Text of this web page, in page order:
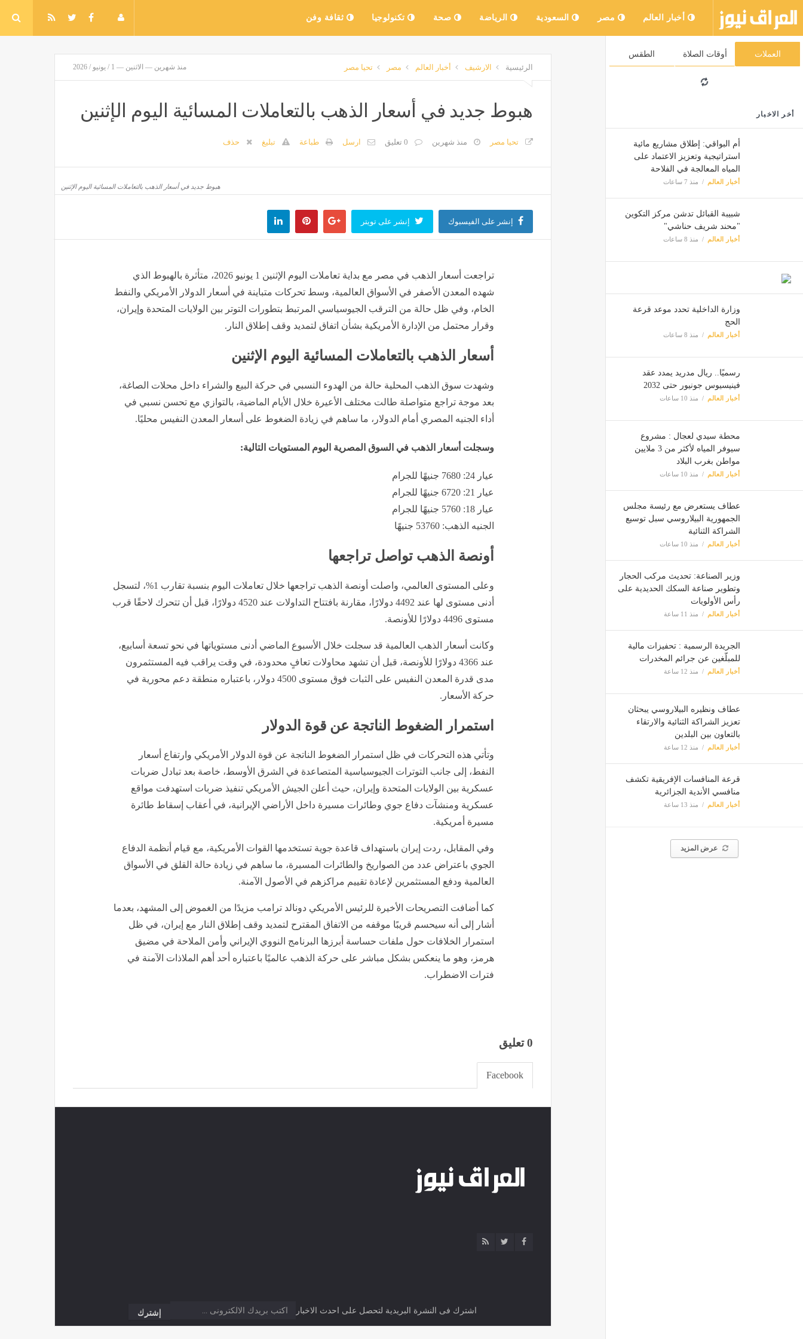
أخبار العالم مصر السعودية الرياضة صحة تكنولوجيا ثقافة وفن
العملات أوقات الصلاة الطقس
أخر الاخبار
أم البواقي: إطلاق مشاريع مائية
استراتيجية وتعزيز الاعتماد على
المياه المعالجة في الفلاحة
أخبار العالم منذ 7 ساعات
شبيبة القبائل تدشن مركز التكوين
"محند شريف حناشي"
أخبار العالم منذ 8 ساعات
وزارة الداخلية تحدد موعد قرعة
الحج
أخبار العالم منذ 8 ساعات
رسميًا.. ريال مدريد يمدد عقد
فينيسيوس جونيور حتى 2032
أخبار العالم منذ 10 ساعات
محطة سيدي لعجال : مشروع
سيوفر المياه لأكثر من 3 ملايين
مواطن بغرب البلاد
أخبار العالم منذ 10 ساعات
عطاف يستعرض مع رئيسة مجلس
الجمهورية البيلاروسي سبل توسيع
الشراكة الثنائية
أخبار العالم منذ 10 ساعات
وزير الصناعة: تحديث مركب الحجار
وتطوير صناعة السكك الحديدية على
رأس الأولويات
أخبار العالم منذ 11 ساعة
الجريدة الرسمية : تحفيزات مالية
للمبلّغين عن جرائم المخدرات
أخبار العالم منذ 12 ساعة
عطاف ونظيره البيلاروسي يبحثان
تعزيز الشراكة الثنائية والارتقاء
بالتعاون بين البلدين
أخبار العالم منذ 12 ساعة
قرعة المنافسات الإفريقية تكشف
منافسي الأندية الجزائرية
أخبار العالم منذ 13 ساعة
عرض المزيد
الرئيسية الارشيف أخبار العالم مصر تحيا مصر منذ شهرين — الاثنين — 1 / يونيو / 2026
هبوط جديد في أسعار الذهب بالتعاملات المسائية اليوم الإثنين
تحيا مصر منذ شهرين 0 تعليق ارسل طباعة تبليغ حذف
هبوط جديد في أسعار الذهب بالتعاملات المسائية اليوم الإثنين
إنشر على الفيسبوك إنشر على تويتر
تراجعت أسعار الذهب في مصر مع بداية تعاملات اليوم الإثنين 1 يونيو 2026، متأثرة بالهبوط الذي
شهده المعدن الأصفر في الأسواق العالمية، وسط تحركات متباينة في أسعار الدولار الأمريكي والنفط
الخام، وفي ظل حالة من الترقب الجيوسياسي المرتبط بتطورات التوتر بين الولايات المتحدة وإيران،
وقرار محتمل من الإدارة الأمريكية بشأن اتفاق لتمديد وقف إطلاق النار.
أسعار الذهب بالتعاملات المسائية اليوم الإثنين
وشهدت سوق الذهب المحلية حالة من الهدوء النسبي في حركة البيع والشراء داخل محلات الصاغة،
بعد موجة تراجع متواصلة طالت مختلف الأعيرة خلال الأيام الماضية، بالتوازي مع تحسن نسبي في
أداء الجنيه المصري أمام الدولار، ما ساهم في زيادة الضغوط على أسعار المعدن النفيس محليًا.
وسجلت أسعار الذهب في السوق المصرية اليوم المستويات التالية:
عيار 24: 7680 جنيهًا للجرام
عيار 21: 6720 جنيهًا للجرام
عيار 18: 5760 جنيهًا للجرام
الجنيه الذهب: 53760 جنيهًا
أونصة الذهب تواصل تراجعها
وعلى المستوى العالمي، واصلت أونصة الذهب تراجعها خلال تعاملات اليوم بنسبة تقارب 1%، لتسجل
أدنى مستوى لها عند 4492 دولارًا، مقارنة بافتتاح التداولات عند 4520 دولارًا، قبل أن تتحرك لاحقًا قرب
مستوى 4496 دولارًا للأونصة.
وكانت أسعار الذهب العالمية قد سجلت خلال الأسبوع الماضي أدنى مستوياتها في نحو تسعة أسابيع،
عند 4366 دولارًا للأونصة، قبل أن تشهد محاولات تعافٍ محدودة، في وقت يراقب فيه المستثمرون
مدى قدرة المعدن النفيس على الثبات فوق مستوى 4500 دولار، باعتباره منطقة دعم محورية في
حركة الأسعار.
استمرار الضغوط الناتجة عن قوة الدولار
وتأتي هذه التحركات في ظل استمرار الضغوط الناتجة عن قوة الدولار الأمريكي وارتفاع أسعار
النفط، إلى جانب التوترات الجيوسياسية المتصاعدة في الشرق الأوسط، خاصة بعد تبادل ضربات
عسكرية بين الولايات المتحدة وإيران، حيث أعلن الجيش الأمريكي تنفيذ ضربات استهدفت مواقع
عسكرية ومنشآت دفاع جوي وطائرات مسيرة داخل الأراضي الإيرانية، في أعقاب إسقاط طائرة
مسيرة أمريكية.
وفي المقابل، ردت إيران باستهداف قاعدة جوية تستخدمها القوات الأمريكية، مع قيام أنظمة الدفاع
الجوي باعتراض عدد من الصواريخ والطائرات المسيرة، ما ساهم في زيادة حالة القلق في الأسواق
العالمية ودفع المستثمرين لإعادة تقييم مراكزهم في الأصول الآمنة.
كما أضافت التصريحات الأخيرة للرئيس الأمريكي دونالد ترامب مزيدًا من الغموض إلى المشهد، بعدما
أشار إلى أنه سيحسم قريبًا موقفه من الاتفاق المقترح لتمديد وقف إطلاق النار مع إيران، في ظل
استمرار الخلافات حول ملفات حساسة أبرزها البرنامج النووي الإيراني وأمن الملاحة في مضيق
هرمز، وهو ما ينعكس بشكل مباشر على حركة الذهب عالميًا باعتباره أحد أهم الملاذات الآمنة في
فترات الاضطراب.
0 تعليق
Facebook
اشترك فى النشرة البريدية لتحصل على احدث الاخبار